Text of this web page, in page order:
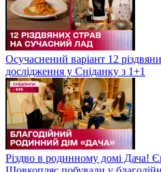
Осучаснений варіант 12
дослідження у Сніданку з 1+1
Різдво в родинному домі Дача!